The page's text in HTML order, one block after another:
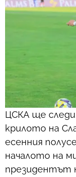
ЦСКА ще
крилото на
есенния
началото на
президентът